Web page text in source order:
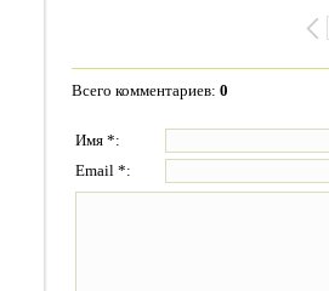
Всего комментариев: 0
Имя *:
Email *: